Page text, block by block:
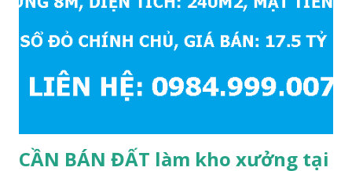
sẽ rất đẹp, lý tưởng để ở, văn phòng, hoặc xây căn hộ cho
10m và vỉa hè rộng 3m, hướng Đông Nam; * Pháp lý: sổ đỏ
chính chủ; * Giá bán: 6.15 tỷ, có thương lượng với khách
thiện chí mua; Liên hệ: Mr Cường, Tel: 0984999007...
CẦN BÁN ĐẤT làm kho xưởng tại